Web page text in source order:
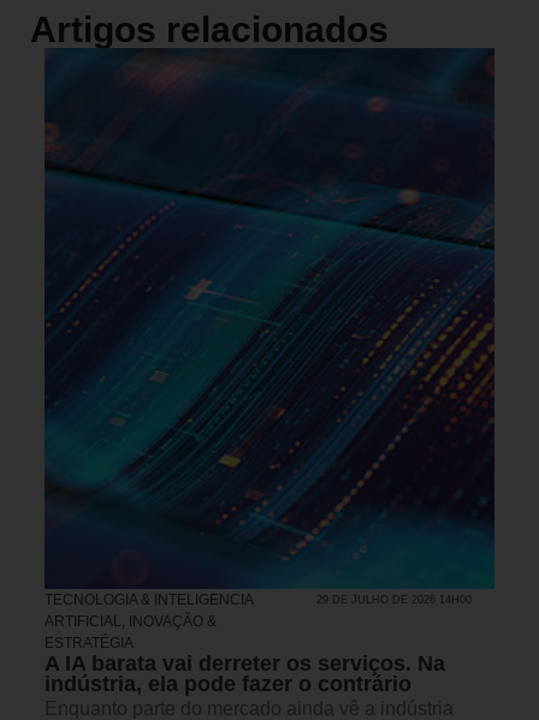
Artigos relacionados
TECNOLOGIA & INTELIGENCIA
ARTIFICIAL, INOVAÇÃO &
ESTRATÉGIA
29 DE JULHO DE 2026 14H00
A IA barata vai derreter os serviços. Na
indústria, ela pode fazer o contrário
Enquanto parte do mercado ainda vê a indústria